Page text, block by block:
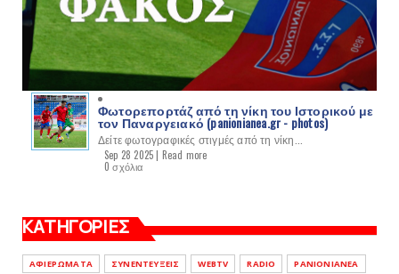
Φωτορεπορτάζ από τη νίκη του Ιστορικού με
τον Παναργειακό (panionianea.gr - photos)
Δείτε φωτογραφικές στιγμές από τη νίκη...
Sep 28 2025 | Read more
0 σχόλια
ΚΑΤΗΓΟΡΙΕΣ
ΑΦΙΕΡΩΜΑΤΑ ΣΥΝΕΝΤΕΥΞΕΙΣ WEBTV RADIO
PANIONIANEA